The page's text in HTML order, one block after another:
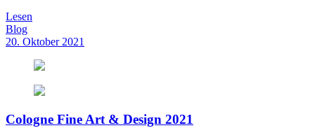
Lesen
Blog
20. Oktober 2021
Cologne Fine Art & Design 2021